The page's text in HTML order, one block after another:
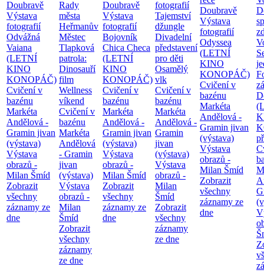
Doubravě
Výstava
fotografií
Odvážná
Vaiana
(LETNÍ
KINO
KONOPÁČ)
Cvičení v
bazénu
Markéta
Andělová -
Gramin jivan
(výstava)
Výstava
obrazů -
Milan Šmíd
Zobrazit
všechny
záznamy ze
dne
Rady
města
Heřmanův
Městec
Tlapková
patrola:
Dinosauří
film
Wellness
víkend
Cvičení v
bazénu
Markéta
Andělová
- Gramin
jivan
(výstava)
Výstava
obrazů -
Milan
Šmíd
Zobrazit
všechny
záznamy
ze dne
Doubravě
Výstava
fotografií
Bojovník
Chica Checa
(LETNÍ
KINO
KONOPÁČ)
Cvičení v
bazénu
Markéta
Andělová -
Gramin jivan
(výstava)
Výstava
obrazů -
Milan Šmíd
Zobrazit
všechny
záznamy ze
dne
fotografií
Tajemství
džungle
Divadelní
představení
pro děti
Osamělý
vlk
Cvičení v
bazénu
Markéta
Andělová -
Gramin
jivan
(výstava)
Výstava
obrazů -
Milan
Šmíd
Zobrazit
všechny
záznamy
ze dne
Doubravě
Výstava
fotografií
Odyssea
(LETNÍ
KINO
KONOPÁČ)
Cvičení v
bazénu
Markéta
Andělová -
Gramin jivan
(výstava)
Výstava
obrazů -
Milan Šmíd
Zobrazit
všechny
záznamy ze
dne